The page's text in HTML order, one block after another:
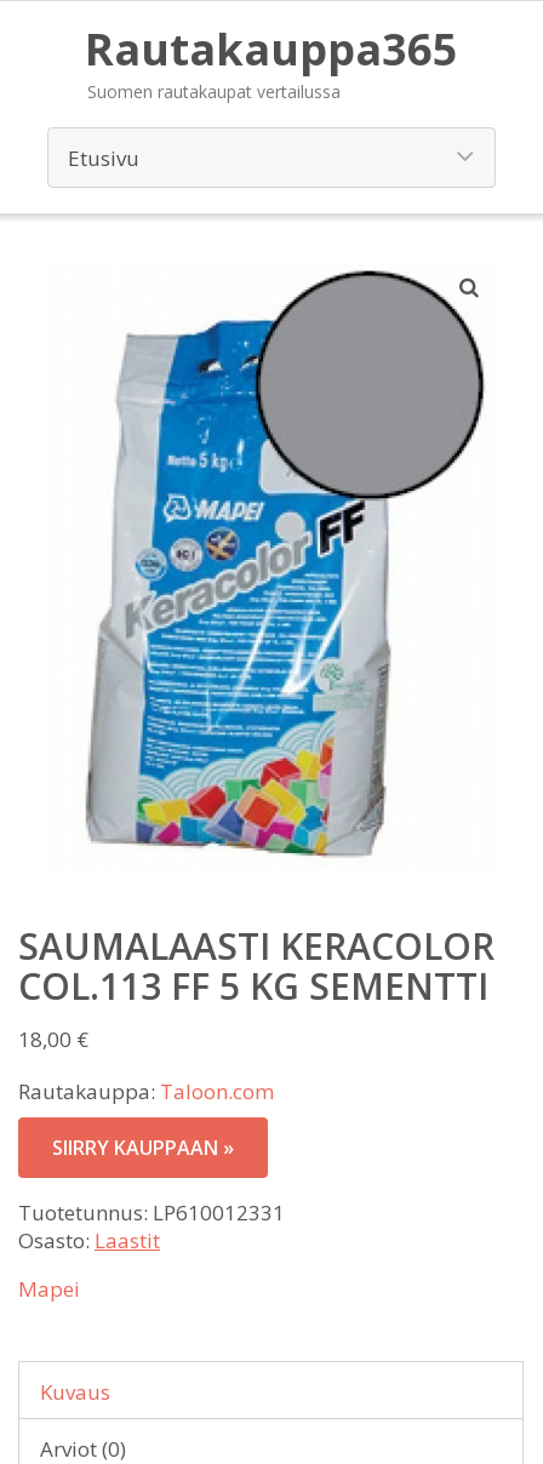
Rautakauppa365
Suomen rautakaupat vertailussa
SAUMALAASTI KERACOLOR
COL.113 FF 5 KG SEMENTTI
18,00 €
Rautakauppa: Taloon.com
SIIRRY KAUPPAAN »
Tuotetunnus: LP610012331
Osasto: Laastit
Mapei
Kuvaus
Arviot (0)